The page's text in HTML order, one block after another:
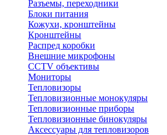
Разъемы, переходники
Блоки питания
Кожухи, кронштейны
Кронштейны
Распред коробки
Внешние микрофоны
CCTV объективы
Мониторы
Тепловизоры
Тепловизионные монокуляры
Тепловизионные приборы
Тепловизионные бинокуляры
Аксессуары для тепловизоров